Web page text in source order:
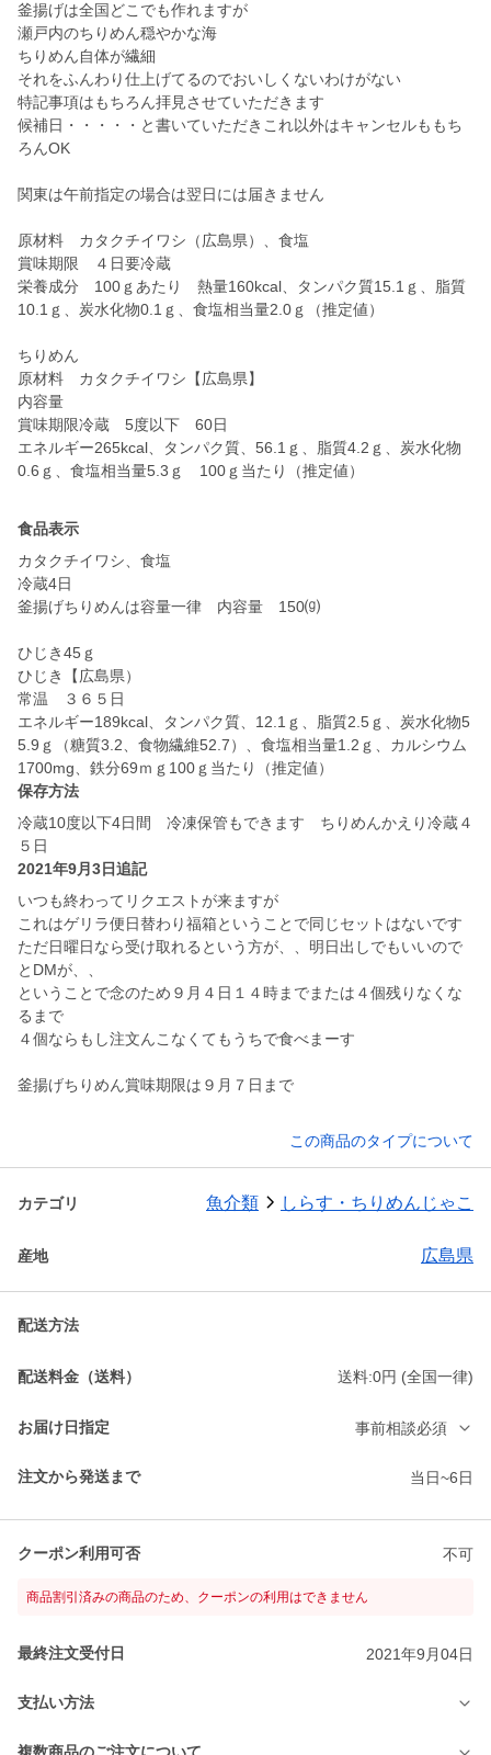
釜揚げは全国どこでも作れますが
瀬戸内のちりめん穏やかな海
ちりめん自体が繊細
それをふんわり仕上げてるのでおいしくないわけがない
特記事項はもちろん拝見させていただきます
候補日・・・・・と書いていただきこれ以外はキャンセルももち
ろんOK
関東は午前指定の場合は翌日には届きません
原材料 カタクチイワシ（広島県）、食塩
賞味期限 ４日要冷蔵
栄養成分 100ｇあたり 熱量160kcal、タンパク質15.1ｇ、脂質
10.1ｇ、炭水化物0.1ｇ、食塩相当量2.0ｇ（推定値）
ちりめん
原材料 カタクチイワシ【広島県】
内容量
賞味期限冷蔵 5度以下 60日
エネルギー265kcal、タンパク質、56.1ｇ、脂質4.2ｇ、炭水化物
0.6ｇ、食塩相当量5.3ｇ 100ｇ当たり（推定値）
食品表示
カタクチイワシ、食塩
冷蔵4日
釜揚げちりめんは容量一律 内容量 150⒢
ひじき45ｇ
ひじき【広島県）
常温 ３６５日
エネルギー189kcal、タンパク質、12.1ｇ、脂質2.5ｇ、炭水化物5
5.9ｇ（糖質3.2、食物繊維52.7）、食塩相当量1.2ｇ、カルシウム
1700mg、鉄分69ｍｇ100ｇ当たり（推定値）
保存方法
冷蔵10度以下4日間 冷凍保管もできます ちりめんかえり冷蔵４
５日
2021年9月3日追記
いつも終わってリクエストが来ますが
これはゲリラ便日替わり福箱ということで同じセットはないです
ただ日曜日なら受け取れるという方が、、明日出しでもいいので
とDMが、、
ということで念のため９月４日１４時までまたは４個残りなくな
るまで
４個ならもし注文んこなくてもうちで食べまーす
釜揚げちりめん賞味期限は９月７日まで
この商品のタイプについて
カテゴリ 魚介類 しらす・ちりめんじゃこ
産地 広島県
配送方法
配送料金（送料） 送料:0円 (全国一律)
お届け日指定 事前相談必須
注文から発送まで 当日~6日
クーポン利用可否 不可
商品割引済みの商品のため、クーポンの利用はできません
最終注文受付日 2021年9月04日
支払い方法